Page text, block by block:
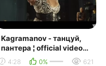
Kagramanov - танцуй,
пантера ¦ official video
(смотреть клипы 2019)
4:28 0% 621